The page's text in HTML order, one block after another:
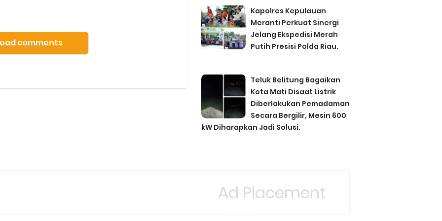
comments
Kapolres Kepulauan
Meranti Perkuat Sinergi
Jelang Ekspedisi Merah
Putih Presisi Polda Riau.
Teluk Belitung Bagaikan
Kota Mati Disaat Listrik
Diberlakukan Pemadaman
Secara Bergilir, Mesin 600
kW Diharapkan Jadi Solusi.
Ad Placement